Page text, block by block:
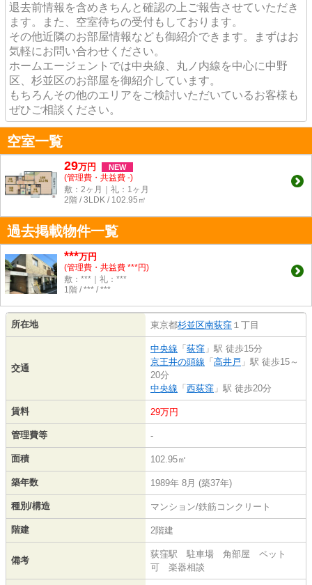
退去前情報を含めきちんと確認の上ご報告させていただき
ます。また、空室待ちの受付もしております。
その他近隣のお部屋情報なども御紹介できます。まずはお
気軽にお問い合わせください。
ホームエージェントでは中央線、丸ノ内線を中心に中野
区、杉並区のお部屋を御紹介しています。
もちろんその他のエリアをご検討いただいているお客様も
ぜひご相談ください。
空室一覧
29万円 NEW
(管理費・共益費 -)
敷：2ヶ月｜礼：1ヶ月
2階 / 3LDK / 102.95㎡
過去掲載物件一覧
***万円
(管理費・共益費 ***円)
敷：***｜礼：***
1階 / *** / ***
所在地 東京都杉並区南荻窪 １丁目
交通
中央線 「 荻窪 」駅 徒歩15分
京王井の頭線 「 高井戸 」駅 徒歩15～
20分
中央線 「 西荻窪 」駅 徒歩20分
賃料 29万円
管理費等 -
面積 102.95㎡
築年数 1989年 8月 (築37年)
種別/構造 マンション/鉄筋コンクリート
階建 2階建
備考
荻窪駅 駐車場 角部屋 ペット
可 楽器相談